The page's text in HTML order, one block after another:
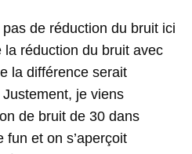
de réduction du bruit ici
la réduction du bruit avec
la différence serait
je viens
de bruit de 30 dans
fun et on s’aperçoit